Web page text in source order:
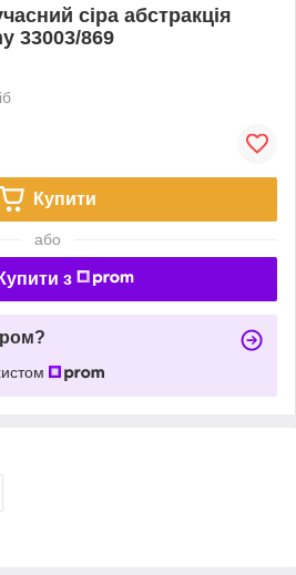
сіра абстракція
33003/869
Купити
або
Купити з